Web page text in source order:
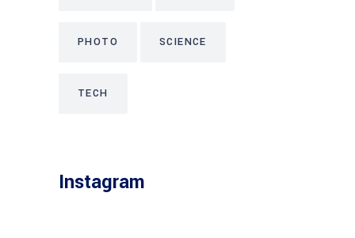
PHOTO SCIENCE
TECH
Instagram